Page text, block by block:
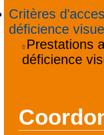
Critères
déficience
Prestations
déficience